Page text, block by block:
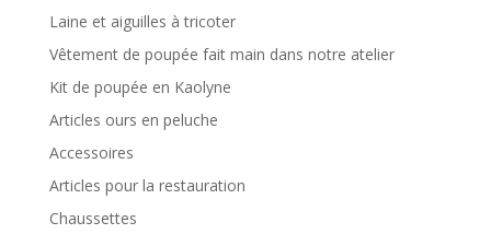
Laine et aiguilles à tricoter
Vêtement de poupée fait main dans notre atelier
Kit de poupée en Kaolyne
Articles ours en peluche
Accessoires
Articles pour la restauration
Chaussettes